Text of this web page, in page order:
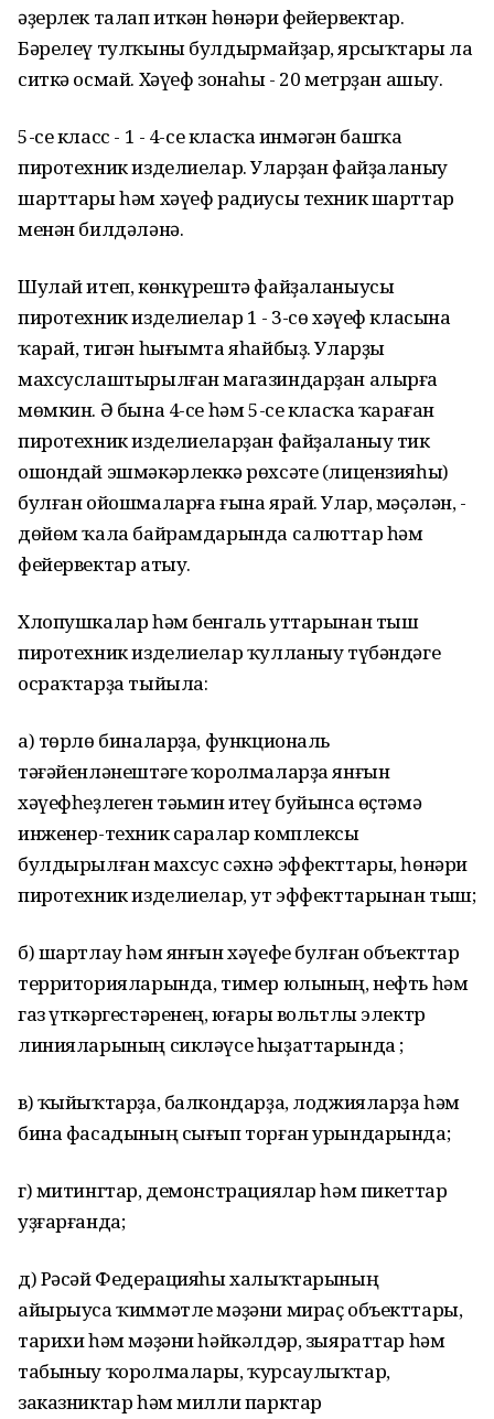
әҙерлек талап иткән һөнәри фейервектар.
Бәрелеү тулҡыны булдырмайҙар, ярсыҡтары ла
ситкә осмай. Хәүеф зонаһы - 20 метрҙан ашыу.
5-се класс - 1 - 4-се класҡа инмәгән башҡа
пиротехник изделиелар. Уларҙан файҙаланыу
шарттары һәм хәүеф радиусы техник шарттар
менән билдәләнә.
Шулай итеп, көнкүрештә файҙаланыусы
пиротехник изделиелар 1 - 3-сө хәүеф класына
ҡарай, тигән һығымта яһайбыҙ. Уларҙы
махсуслаштырылған магазиндарҙан алырға
мөмкин. Ә бына 4-се һәм 5-се класҡа ҡараған
пиротехник изделиеларҙан файҙаланыу тик
ошондай эшмәкәрлеккә рөхсәте (лицензияһы)
булған ойошмаларға ғына ярай. Улар, мәҫәлән, -
дөйөм ҡала байрамдарында салюттар һәм
фейервектар атыу.
Хлопушкалар һәм бенгаль уттарынан тыш
пиротехник изделиелар ҡулланыу түбәндәге
осраҡтарҙа тыйыла:
а) төрлө биналарҙа, функциональ
тәғәйенләнештәге ҡоролмаларҙа янғын
хәүефһеҙлеген тәьмин итеү буйынса өҫтәмә
инженер-техник саралар комплексы
булдырылған махсус сәхнә эффекттары, һөнәри
пиротехник изделиелар, ут эффекттарынан тыш;
б) шартлау һәм янғын хәүефе булған объекттар
территорияларында, тимер юлының, нефть һәм
газ үткәргестәренең, юғары вольтлы электр
линияларының сикләүсе һыҙаттарында ;
в) ҡыйыҡтарҙа, балкондарҙа, лоджияларҙа һәм
бина фасадының сығып торған урындарында;
г) митингтар, демонстрациялар һәм пикеттар
уҙғарғанда;
д) Рәсәй Федерацияһы халыҡтарының
айырыуса ҡиммәтле мәҙәни мираҫ объекттары,
тарихи һәм мәҙәни һәйкәлдәр, зыяраттар һәм
табыныу ҡоролмалары, ҡурсаулыҡтар,
заказниктар һәм милли парктар